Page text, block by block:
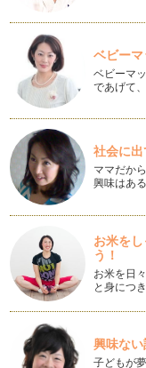
どっちのイメージ？
コーヒー
ヨーロッパ、ロンド
ますか？ たいてい
コーヒーは、最高の
愛していた！？
今では、いたるとこ
のは、1554年、イス
最近、流行りのスペ
最近、コンビニでも
ヒー」 「スペシャル
カフェ・ラテとカフ
どれも牛乳を使っ
カフェ・オ・レとカ
カフェイン発見はこ
カフェインというの
発見にはカフェイン
ベビーマ
ベビーマ
であげて
社会に
ママだか
興味はあ
お米を
う！
お米を日
と身につ
興味な
子どもが